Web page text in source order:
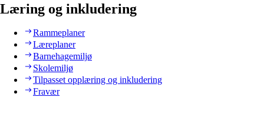
Læring og inkludering
Rammeplaner
Læreplaner
Barnehagemiljø
Skolemiljø
Tilpasset opplæring og inkludering
Fravær